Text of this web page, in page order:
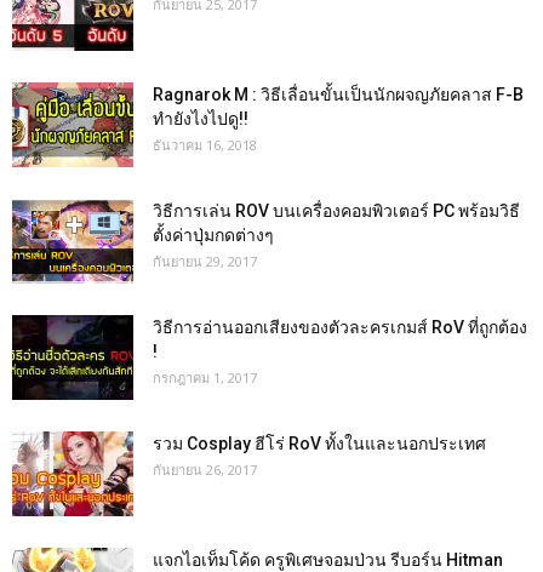
กันยายน 25, 2017
Ragnarok M : วิธีเลื่อนขั้นเป็นนักผจญภัยคลาส F-B
ทำยังไงไปดู!!
ธันวาคม 16, 2018
วิธีการเล่น ROV บนเครื่องคอมพิวเตอร์ PC พร้อมวิธี
ตั้งค่าปุ่มกดต่างๆ
กันยายน 29, 2017
วิธีการอ่านออกเสียงของตัวละครเกมส์ RoV ที่ถูกต้อง
!
กรกฎาคม 1, 2017
รวม Cosplay ฮีโร่ RoV ทั้งในและนอกประเทศ
กันยายน 26, 2017
แจกไอเท็มโค้ด ครูพิเศษจอมป่วน รีบอร์น Hitman